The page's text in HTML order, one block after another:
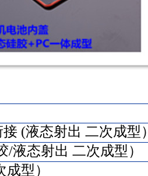
(液态射出 二次成型）
液态射出 二次成型）
型）